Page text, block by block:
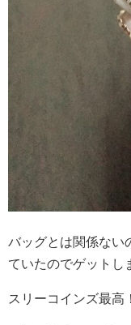
バッグとは関係ない
ていたのでゲットし
スリーコインズ最高！